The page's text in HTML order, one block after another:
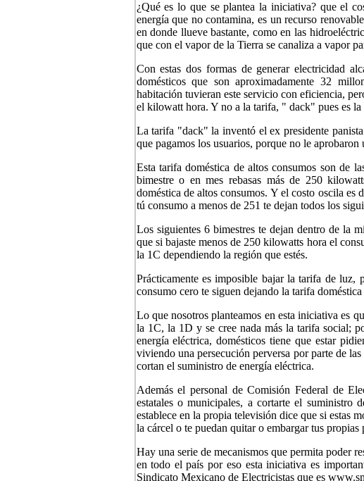
¿Qué es lo que se plantea la iniciativa? que el
energía que no contamina, es un recurso
en donde llueve bastante, como en las
que con el vapor de la Tierra se canaliza a vapor
Con estas dos formas de generar electricidad
domésticos que son aproximadamente 32
habitación tuvieran este servicio con eficiencia,
el kilowatt hora. Y no a la tarifa, " dack" pues es
La tarifa "dack" la inventó el ex presidente
que pagamos los usuarios, porque no le aprobaron
Esta tarifa doméstica de altos consumos son de
bimestre o en mes rebasas más de 250
doméstica de altos consumos. Y el costo oscila es
tú consumo a menos de 251 te dejan todos los
Los siguientes 6 bimestres te dejan dentro de la
que si bajaste menos de 250 kilowatts hora el
la 1C dependiendo la región que estés.
Prácticamente es imposible bajar la tarifa de luz,
consumo cero te siguen dejando la tarifa
Lo que nosotros planteamos en esta iniciativa es
la 1C, la 1D y se cree nada más la tarifa social;
energía eléctrica, domésticos tiene que estar
viviendo una persecución perversa por parte de
cortan el suministro de energía eléctrica.
Además el personal de Comisión Federal de
estatales o municipales, a cortarte el suministro
establece en la propia televisión dice que si estas
la cárcel o te puedan quitar o embargar tus propias
Hay una serie de mecanismos que permita poder
en todo el país por eso esta iniciativa es
Sindicato Mexicano de Electricistas que es